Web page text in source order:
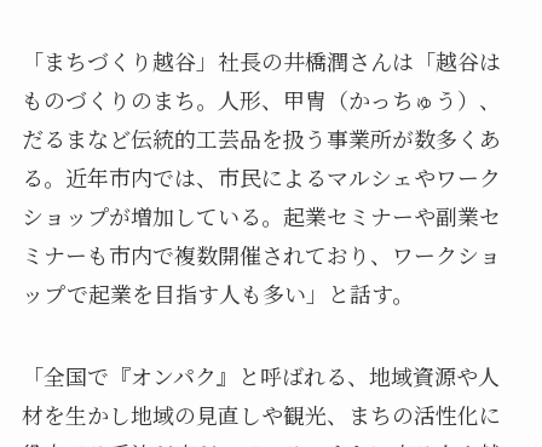
「まちづくり越谷」社長の井橋潤さんは「越谷は
ものづくりのまち。人形、甲冑（かっちゅう）、
だるまなど伝統的工芸品を扱う事業所が数多くあ
る。近年市内では、市民によるマルシェやワーク
ショップが増加している。起業セミナーや副業セ
ミナーも市内で複数開催されており、ワークショ
ップで起業を目指す人も多い」と話す。
「全国で『オンパク』と呼ばれる、地域資源や人
材を生かし地域の見直しや観光、まちの活性化に